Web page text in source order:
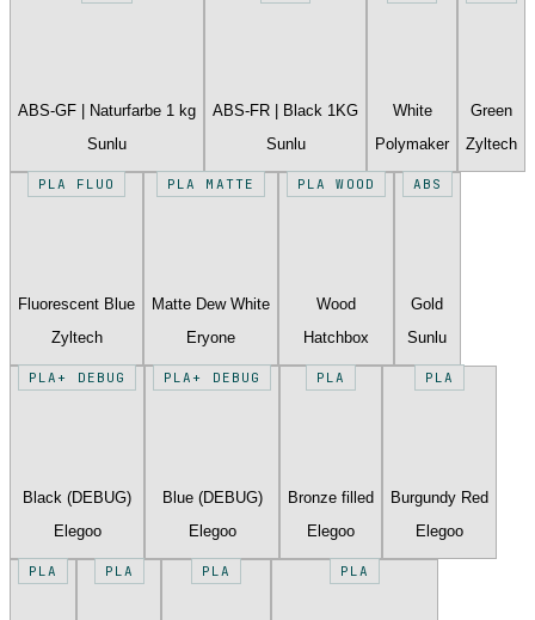
ABS-GF | Naturfarbe 1 kg
Sunlu
ABS-FR | Black 1KG
Sunlu
White
Polymaker
Green
Zyltech
PLA FLUO
Fluorescent Blue
Zyltech
PLA MATTE
Matte Dew White
Eryone
PLA WOOD
Wood
Hatchbox
ABS
Gold
Sunlu
PLA+ DEBUG
Black (DEBUG)
Elegoo
PLA+ DEBUG
Blue (DEBUG)
Elegoo
PLA
Bronze filled
Elegoo
PLA
Burgundy Red
Elegoo
PLA PLA PLA PLA